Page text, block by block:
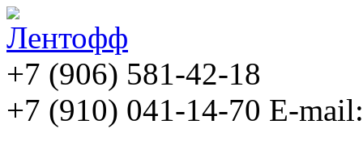
+7 (906) 581-42-18
+7 (910) 041-14-70 E-